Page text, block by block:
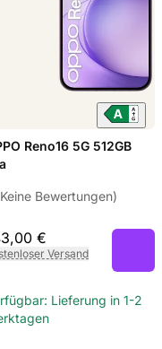
Reno16 5G 512GB
Bewertungen)
€
Versand
Lieferung in 1-2